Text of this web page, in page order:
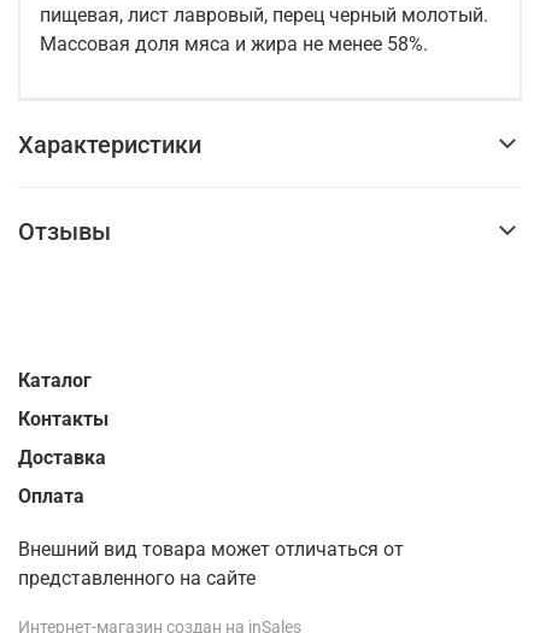
пищевая, лист лавровый, перец черный молотый.
Массовая доля мяса и жира не менее 58%.
Характеристики
Отзывы
Каталог
Контакты
Доставка
Оплата
Внешний вид товара может отличаться от
представленного на сайте
Интернет-магазин создан на inSales